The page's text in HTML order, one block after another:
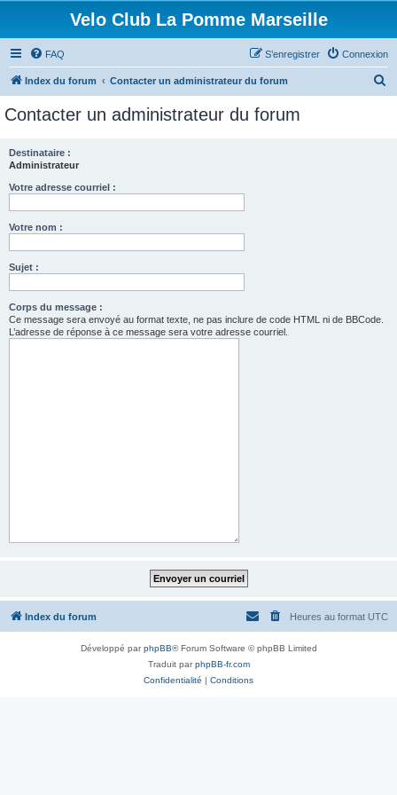
Velo Club La Pomme Marseille
FAQ Connexion
S’enregistrer
Index du forum Contacter un administrateur du forum
Contacter un administrateur du forum
Destinataire :
Administrateur
Votre adresse courriel :
Votre nom :
Sujet :
Corps du message :
Ce message sera envoyé au format texte, ne pas inclure de code HTML ni de BBCode.
L’adresse de réponse à ce message sera votre adresse courriel.
Index du forum Heures au format UTC
Développé parphpBB® Forum Software © phpBB Limited
Traduit parphpBB-fr.com
Confidentialité | Conditions